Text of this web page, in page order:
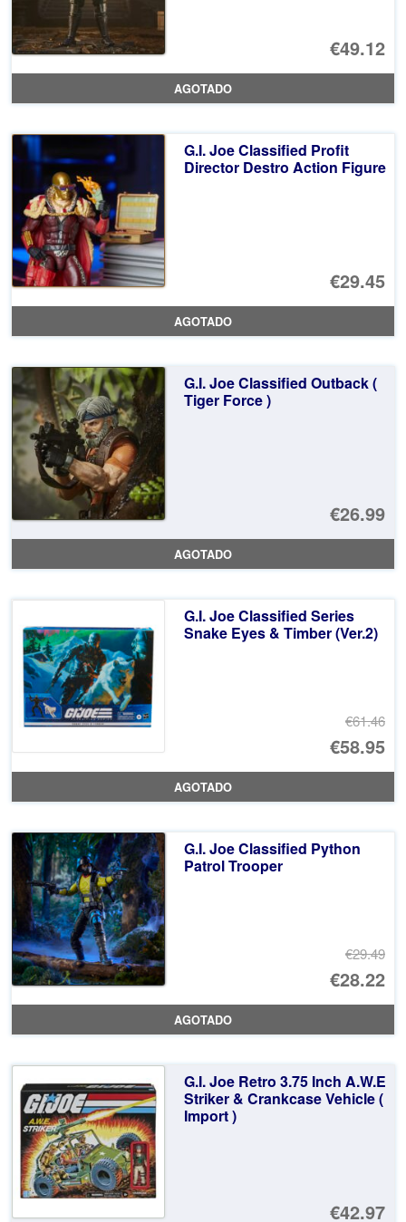
€49.12
AGOTADO
G.I. Joe Classified Profit
Director Destro Action Figure
€29.45
AGOTADO
G.I. Joe Classified Outback (
Tiger Force )
€26.99
AGOTADO
G.I. Joe Classified Series
Snake Eyes & Timber (Ver.2)
€61.46
El
€58.95
El
AGOTADO
G.I. Joe Classified Python
Patrol Trooper
€29.49
El
€28.22
El
AGOTADO
G.I. Joe Retro 3.75 Inch A.W.E
Striker & Crankcase Vehicle (
Import )
€42.97